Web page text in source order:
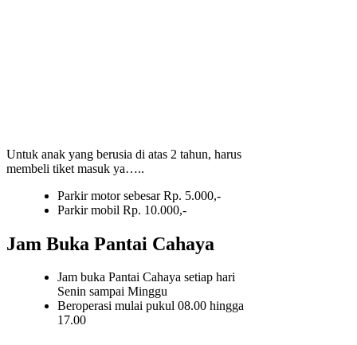
Untuk anak yang berusia di atas 2 tahun, harus
membeli tiket masuk ya…..
Parkir motor sebesar Rp. 5.000,-
Parkir mobil Rp. 10.000,-
Jam Buka Pantai Cahaya
Jam buka Pantai Cahaya setiap hari
Senin sampai Minggu
Beroperasi mulai pukul 08.00 hingga
17.00